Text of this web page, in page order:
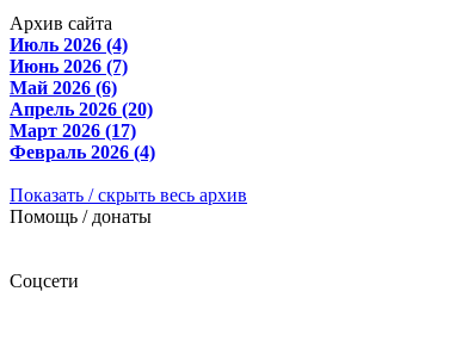
Архив сайта
Июль 2026 (4)
Июнь 2026 (7)
Май 2026 (6)
Апрель 2026 (20)
Март 2026 (17)
Февраль 2026 (4)
Показать / скрыть весь архив
Помощь / донаты
Соцсети